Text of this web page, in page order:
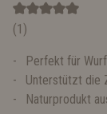
(1)
Perfekt für
Unterstützt die
Naturprodukt